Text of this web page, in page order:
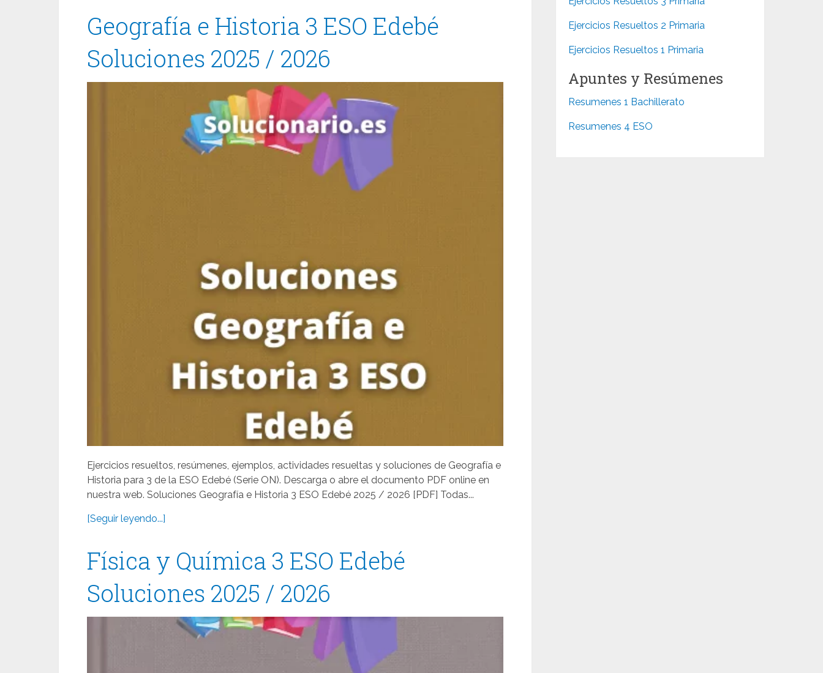
Geografía e Historia 3 ESO Edebé
Soluciones 2025 / 2026
Ejercicios resueltos, resúmenes, ejemplos, actividades resueltas y soluciones de Geografía e
Historia para 3 de la ESO Edebé (Serie ON). Descarga o abre el documento PDF online en
nuestra web. Soluciones Geografía e Historia 3 ESO Edebé 2025 / 2026 [PDF] Todas...
[Seguir leyendo...]
Física y Química 3 ESO Edebé
Soluciones 2025 / 2026
Ejercicios Resueltos 2 Primaria
Ejercicios Resueltos 1 Primaria
Apuntes y Resúmenes
Resumenes 1 Bachillerato
Resumenes 4 ESO